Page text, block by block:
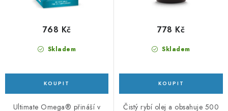
Skladem
768 Kč
Ultimate Omega® přináší v
Skladem
778 Kč
Čistý rybí olej a obsahuje 500